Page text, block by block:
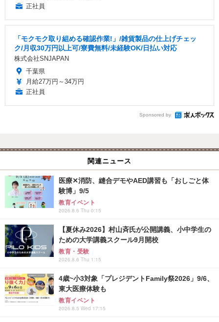
正社員
「モクモク取り組める確認作業!」/雑貨製品の仕上げチェッ
ク/月収30万円以上可/寮費無料/未経験OK/日払い対応
株式会社SNJAPAN
千葉県
月給27万円～34万円
正社員
Sponsored by
関連ニュース
医療✕消防、縫合デモやAED講習も「おしごと体
験博」9/5
教育イベント
2026.8.6 Thu 0:15
【夏休み2026】村山斉氏が公開講義、小中学生の
ための大学講義スクール9月開校
教育・受験
2026.8.6 Thu 1:15
4歳~小3対象「プレジデントFamily祭2026」9/6、
東大医療体験も
教育イベント
2026.8.5 Wed 17:15